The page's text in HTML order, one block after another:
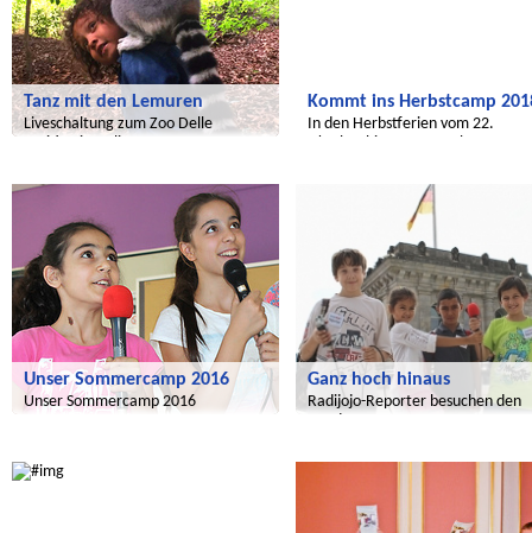
Tanz mit den Lemuren
Liveschaltung zum Zoo Delle
Kommt ins Herbstcamp
In den Herbstferien vom 22.
Unser Sommercamp 2016
Unser Sommercamp 2016
Ganz hoch hinaus
Radijojo-Reporter besuchen den